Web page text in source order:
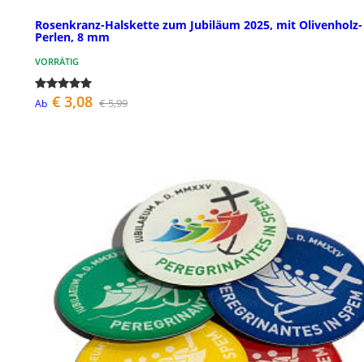
Rosenkranz-Halskette zum Jubiläum 2025, mit Olivenholz-
Perlen, 8 mm
VORRÄTIG
Ab € 3,08 € 5,99